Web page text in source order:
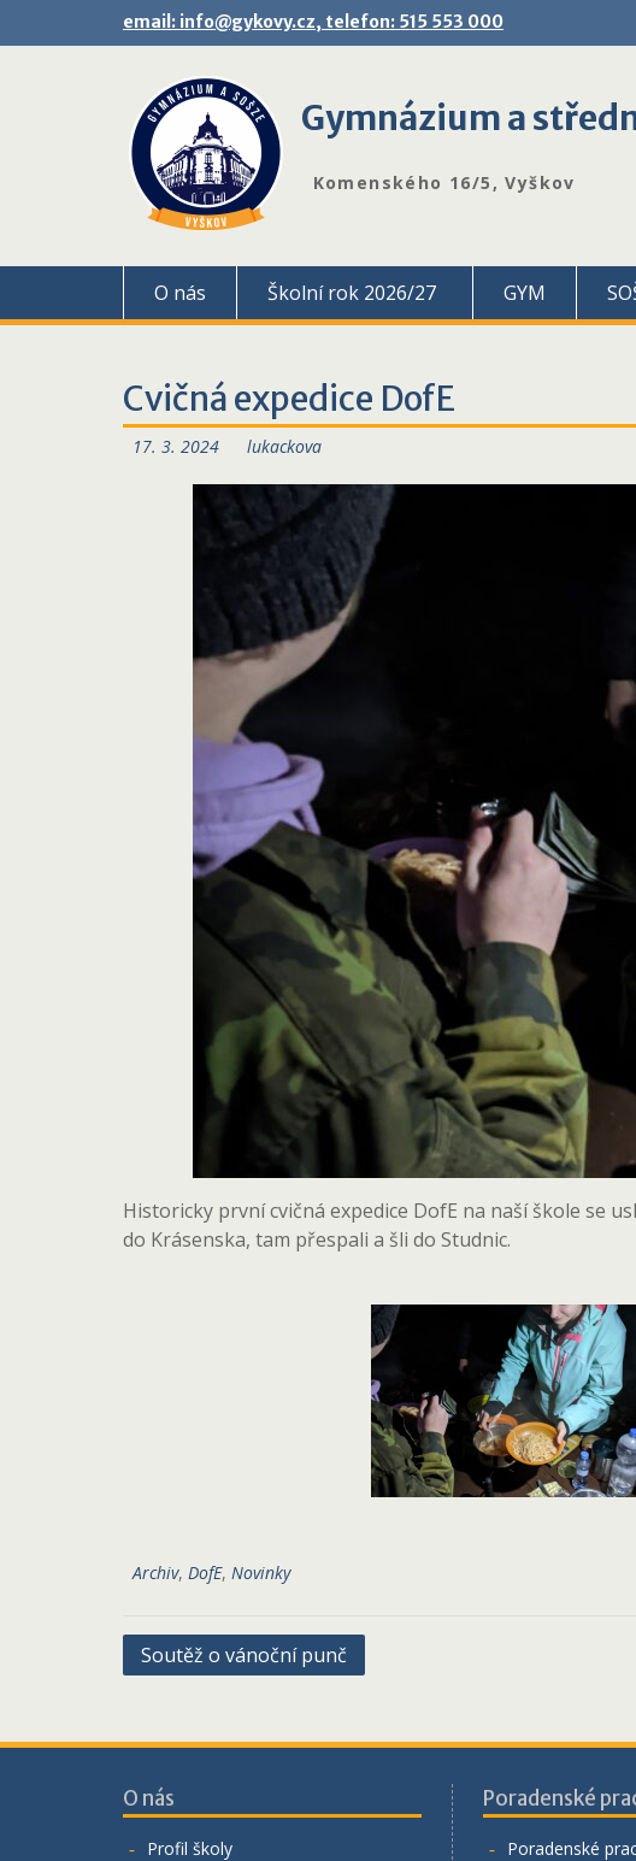
email: info@gykovy.cz, telefon: 515 553 000
Gymnázium a
Komenského 16/5, Vyškov
O nás Školní rok 2026/27 GYM
Cvičná expedice DofE
17. 3. 2024 lukackova
Historicky první cvičná expedice DofE na naší škole se
do Krásenska, tam přespali a šli do Studnic.
Archiv, DofE, Novinky
Navigace
Soutěž o vánoční punč
O nás
Profil školy
Poradenské
Poradenské